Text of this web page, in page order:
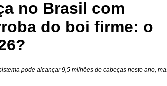
no Brasil com
do boi firme: o
pode alcançar 9,5 milhões de cabeças neste ano,